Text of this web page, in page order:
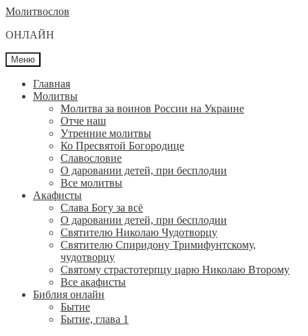
Перейти
навигации
Перейти
содержимому
Молитвослов
ОНЛАЙН
Меню
Главная
Молитвы
Молитва за воинов России на Украине
Отче наш
Утренние молитвы
Ко Пресвятой Богородице
Славословие
О даровании детей, при бесплодии
Вcе молитвы
Акафисты
Слава Богу за всё
О даровании детей, при бесплодии
Святителю Николаю Чудотворцу
Святителю Спиридону Тримифунтскому,
чудотворцу
Святому страстотерпцу царю Николаю Второму
Все акафисты
Библия онлайн
Бытие
Бытие, глава 1